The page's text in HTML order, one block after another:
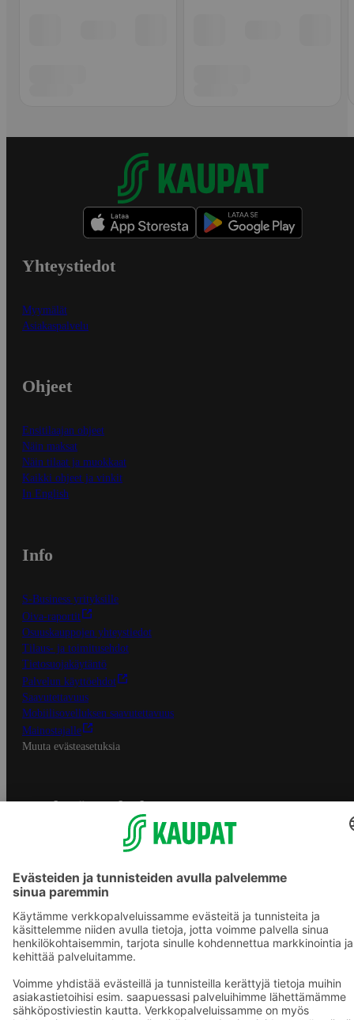
Yhteystiedot
Myymälät
Asiakaspalvelu
Ohjeet
Ensitilaajan ohjeet
Näin maksat
Näin tilaat ja muokkaat
Kaikki ohjeet ja vinkit
In English
Info
S-Business yrityksille
Oiva-raportit
Osuuskauppojen yhteystiedot
Tilaus- ja toimitusehdot
Tietosuojakäytäntö
Palvelun käyttöehdot
Saavutettavuus
Mobiilisovelluksen saavutettavuus
Mainostajalle
Muuta evästeasetuksia
S-ryhmän palvelut
Asiakasomistajuus
Yhteishyvä Ruoka -sovellus
Prisma.fi
Sokos.fi
S-Pankki
Sokos Hotels
Raflaamo